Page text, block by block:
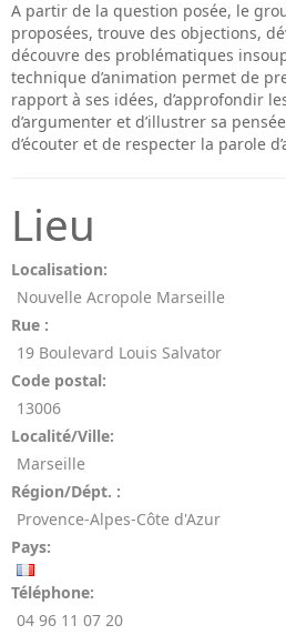
A partir de la question posée, le
proposées, trouve des objections,
découvre des problématiques
technique d’animation permet de
rapport à ses idées, d’approfondir
d’argumenter et d’illustrer sa
d’écouter et de respecter la parole
Lieu
Localisation:
Nouvelle Acropole Marseille
Rue :
19 Boulevard Louis Salvator
Code postal:
13006
Localité/Ville:
Marseille
Région/Dépt. :
Provence-Alpes-Côte d'Azur
Pays:
Téléphone:
04 96 11 07 20